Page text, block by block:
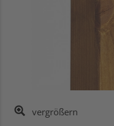
vergrößern